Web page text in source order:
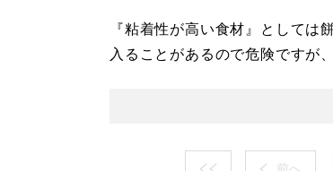
『粘着性が高い食材』としては
入ることがあるので危険ですが